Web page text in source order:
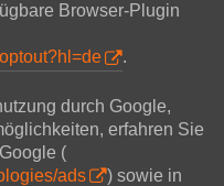
Browser-Plugin
.
durch Google,
erfahren Sie
(
ads
) sowie in